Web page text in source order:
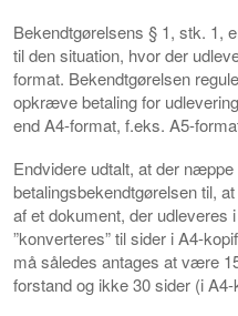
Bekendtgørelsens § 1, stk. 1,
til den situation, hvor der
format. Bekendtgørelsen
opkræve betaling for
end A4-format, f.eks. A5-
Endvidere udtalt, at der
betalingsbekendtgørelsen til,
af et dokument, der udleveres
”konverteres” til sider i A4-
må således antages at være
forstand og ikke 30 sider (i